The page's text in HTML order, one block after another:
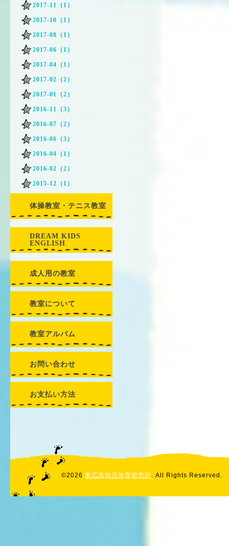
2017-11（1）
2017-10（1）
2017-08（1）
2017-06（1）
2017-04（1）
2017-02（2）
2017-01（2）
2016-11（3）
2016-07（2）
2016-06（3）
2016-04（1）
2016-02（2）
2015-12（1）
体操教室・テニス教室
DREAM KIDS
ENGLISH
成人用の教室
教室について
教室アルバム
お問い合わせ
お支払い方法
©2026 東広島幼児体育研究所. All Rights Reserved.